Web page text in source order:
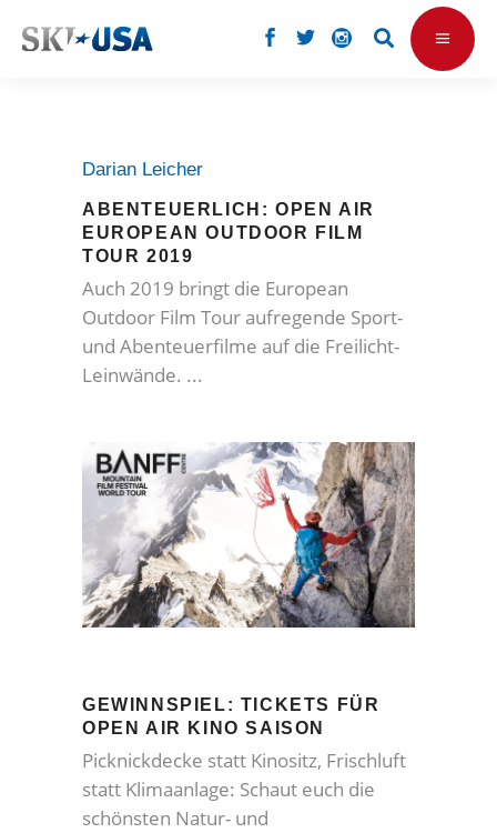
Darian Leicher
ABENTEUERLICH: OPEN AIR
EUROPEAN OUTDOOR FILM
TOUR 2019
Auch 2019 bringt die European
Outdoor Film Tour aufregende Sport-
und Abenteuerfilme auf die Freilicht-
Leinwände.
GEWINNSPIEL: TICKETS FÜR
OPEN AIR KINO SAISON
Picknickdecke statt Kinositz, Frischluft
statt Klimaanlage: Schaut euch die
schönsten Natur- und